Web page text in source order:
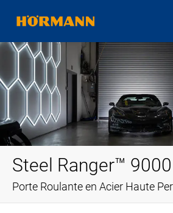
Steel Ranger™
Porte Roulante en Acier Haute